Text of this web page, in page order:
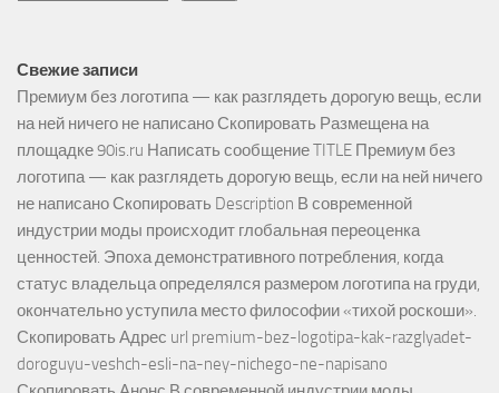
Свежие записи
Премиум без логотипа — как разглядеть дорогую вещь, если
на ней ничего не написано Скопировать Размещена на
площадке 90is.ru Написать сообщение TITLE Премиум без
логотипа — как разглядеть дорогую вещь, если на ней ничего
не написано Скопировать Description В современной
индустрии моды происходит глобальная переоценка
ценностей. Эпоха демонстративного потребления, когда
статус владельца определялся размером логотипа на груди,
окончательно уступила место философии «тихой роскоши».
Скопировать Адрес url premium-bez-logotipa-kak-razglyadet-
doroguyu-veshch-esli-na-ney-nichego-ne-napisano